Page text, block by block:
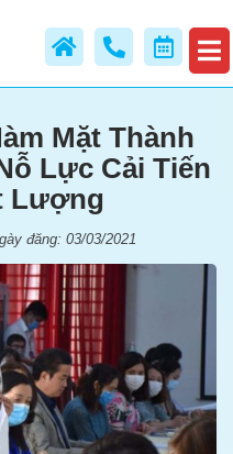
Nỗ Lực Cải
Lượng
Mặt Thành
Lực Cải Tiến
Lượng
đăng: 03/03/2021